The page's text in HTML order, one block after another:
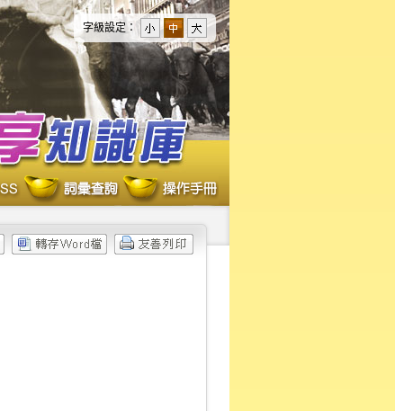
字級設定：